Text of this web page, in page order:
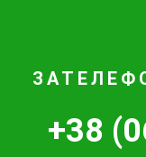
+38